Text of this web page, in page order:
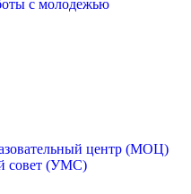
с молодежью
центр (МОЦ)
совет (УМС)